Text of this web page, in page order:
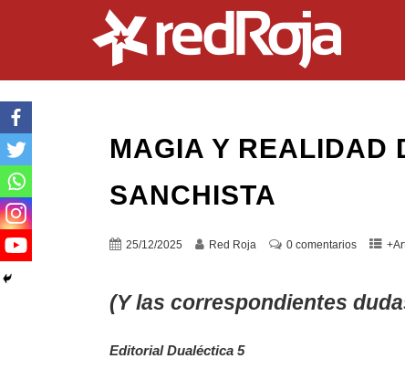
MAGIA Y REALIDAD
SANCHISTA
25/12/2025 Red Roja 0 comentarios
(Y las correspondientes
Editorial Dualéctica 5